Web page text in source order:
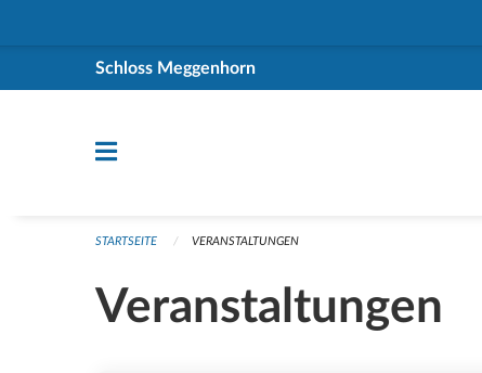
Schloss Meggenhorn
STARTSEITE VERANSTALTUNGEN
Veranstaltungen